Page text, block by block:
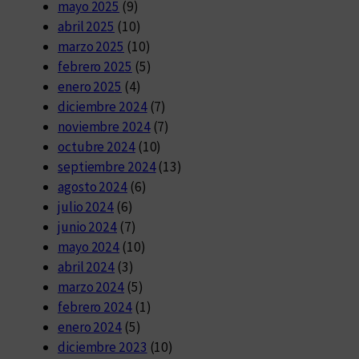
mayo 2025 (9)
abril 2025 (10)
marzo 2025 (10)
febrero 2025 (5)
enero 2025 (4)
diciembre 2024(7)
noviembre 2024(7)
octubre 2024(10)
septiembre 2024(13)
agosto 2024(6)
julio 2024 (6)
junio 2024 (7)
mayo 2024 (10)
abril 2024 (3)
marzo 2024 (5)
febrero 2024(1)
enero 2024 (5)
diciembre 2023 (10)